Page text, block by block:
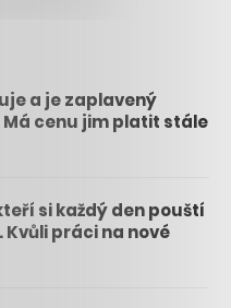
a je zaplavený
cenu jim platit stále
si každý den pouští
práci na nové